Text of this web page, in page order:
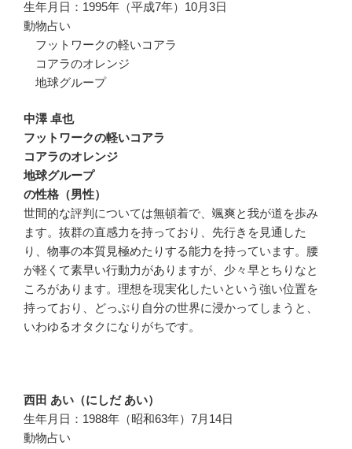
生年月日：1995年（平成7年）10月3日
動物占い
フットワークの軽いコアラ
コアラのオレンジ
地球グループ
中澤 卓也
フットワークの軽いコアラ
コアラのオレンジ
地球グループ
の性格（男性）
世間的な評判については無頓着で、颯爽と我が道を歩み
ます。抜群の直感力を持っており、先行きを見通した
り、物事の本質見極めたりする能力を持っています。腰
が軽くて素早い行動力がありますが、少々早とちりなと
ころがあります。理想を現実化したいという強い位置を
持っており、どっぷり自分の世界に浸かってしまうと、
いわゆるオタクになりがちです。
西田 あい（にしだ あい）
生年月日：1988年（昭和63年）7月14日
動物占い